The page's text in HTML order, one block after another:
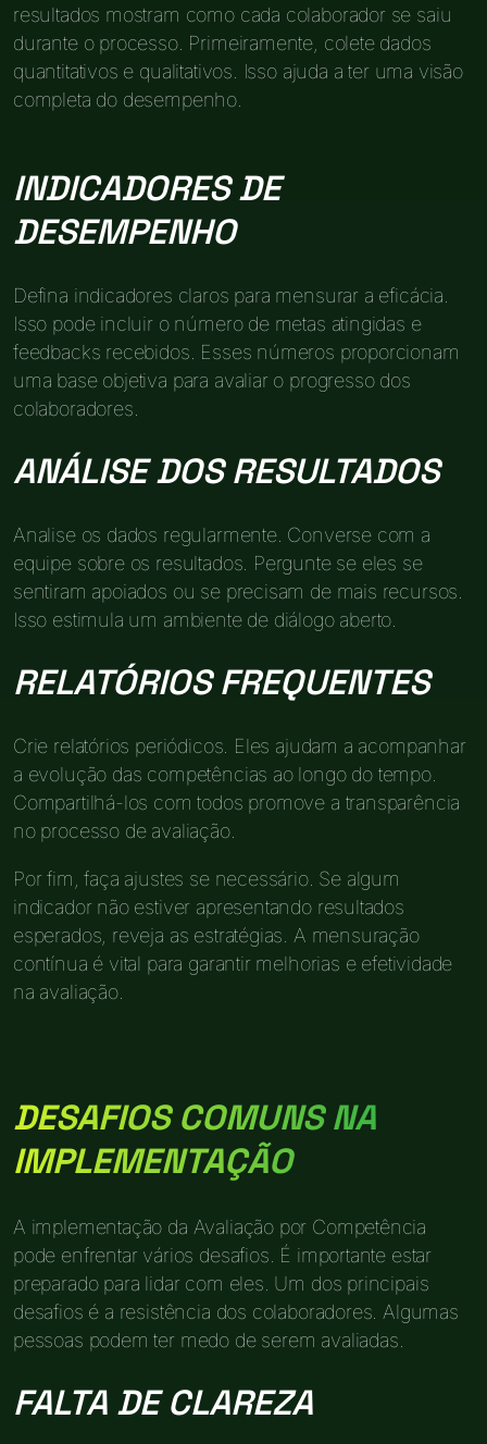
resultados mostram como cada colaborador se saiu
durante o processo. Primeiramente, colete dados
quantitativos e qualitativos. Isso ajuda a ter uma visão
completa do desempenho.
INDICADORES DE
DESEMPENHO
Defina indicadores claros para mensurar a eficácia.
Isso pode incluir o número de metas atingidas e
feedbacks recebidos. Esses números proporcionam
uma base objetiva para avaliar o progresso dos
colaboradores.
ANÁLISE DOS RESULTADOS
Analise os dados regularmente. Converse com a
equipe sobre os resultados. Pergunte se eles se
sentiram apoiados ou se precisam de mais recursos.
Isso estimula um ambiente de diálogo aberto.
RELATÓRIOS FREQUENTES
Crie relatórios periódicos. Eles ajudam a acompanhar
a evolução das competências ao longo do tempo.
Compartilhá-los com todos promove a transparência
no processo de avaliação.
Por fim, faça ajustes se necessário. Se algum
indicador não estiver apresentando resultados
esperados, reveja as estratégias. A mensuração
contínua é vital para garantir melhorias e efetividade
na avaliação.
DESAFIOS COMUNS NA
IMPLEMENTAÇÃO
A implementação da Avaliação por Competência
pode enfrentar vários desafios. É importante estar
preparado para lidar com eles. Um dos principais
desafios é a resistência dos colaboradores. Algumas
pessoas podem ter medo de serem avaliadas.
FALTA DE CLAREZA